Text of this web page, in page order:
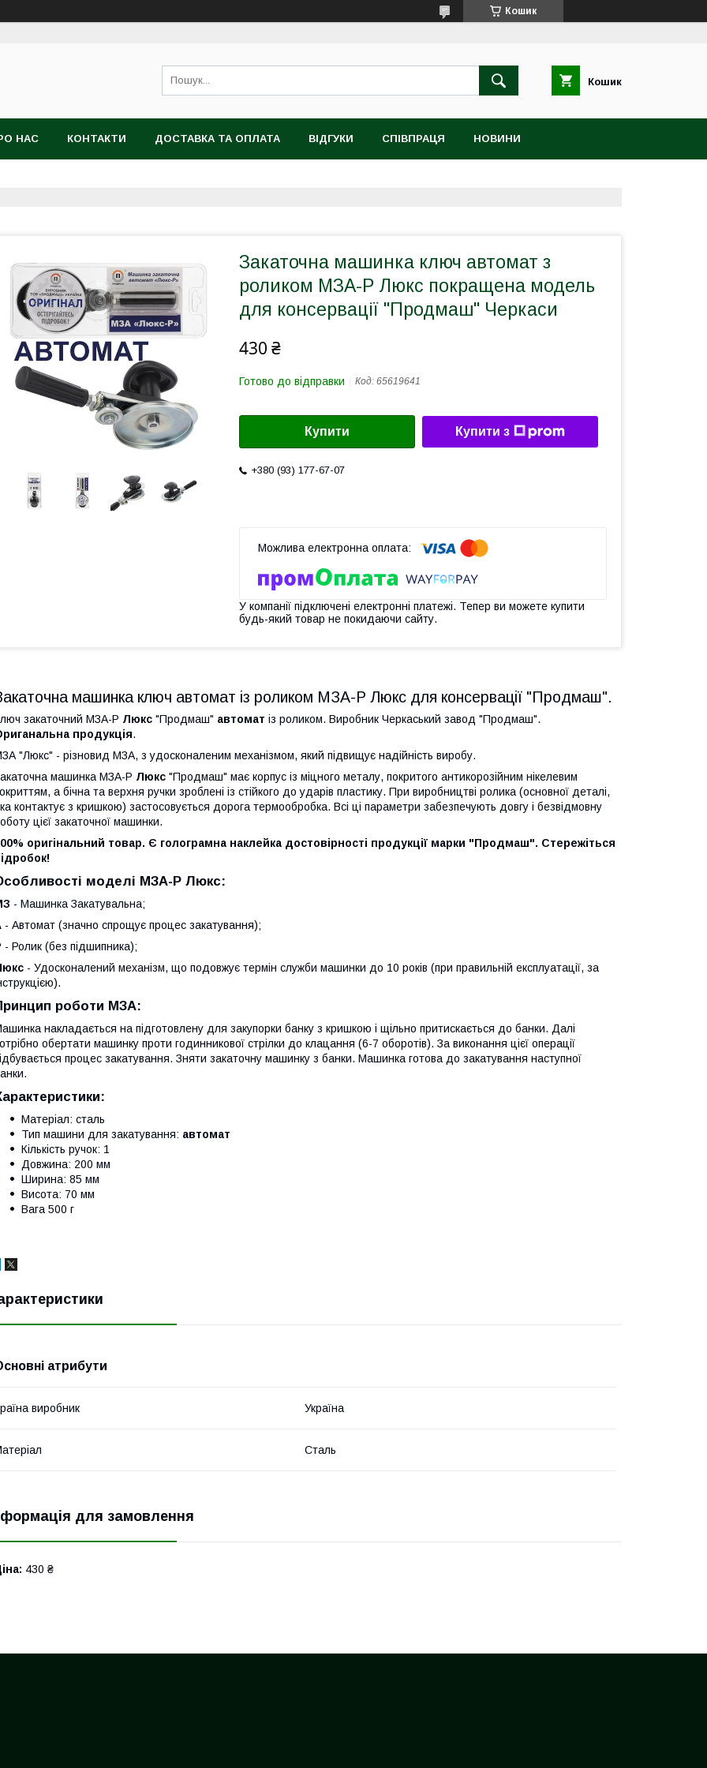
Кошик
Кошик
НАС КОНТАКТИ ДОСТАВКА ТА ОПЛАТА ВІДГУКИ СПІВПРАЦЯ НОВИНИ
Закаточна машинка ключ автомат з
роликом МЗА-Р Люкс покращена модель
для консервації "Продмаш" Черкаси
430 ₴
Готово до відправки Код: 65619641
Купити Купити з
+380 (93) 177-67-07
У компанії підключені електронні платежі. Тепер ви можете купити
будь-який товар не покидаючи сайту.
машинка ключ автомат із роликом МЗА-Р Люкс для консервації "Продмаш".
закаточний МЗА-Р Люкс "Продмаш" автомат із роликом. Виробник Черкаський завод "Продмаш".
продукція.
"Люкс" - різновид МЗА, з удосконаленим механізмом, який підвищує надійність виробу.
машинка МЗА-Р Люкс "Продмаш" має корпус із міцного металу, покритого антикорозійним нікелевим
а бічна та верхня ручки зроблені із стійкого до ударів пластику. При виробництві ролика (основної деталі,
контактує з кришкою) застосовується дорога термообробка. Всі ці параметри забезпечують довгу і безвідмовну
цієї закаточної машинки.
оригінальний товар. Є голограмна наклейка достовірності продукції марки "Продмаш". Стережіться
моделі МЗА-Р Люкс:
- Машинка Закатувальна;
- Автомат (значно спрощує процес закатування);
- Ролик (без підшипника);
- Удосконалений механізм, що подовжує термін служби машинки до 10 років (при правильній експлуатації, за
роботи МЗА:
накладається на підготовлену для закупорки банку з кришкою і щільно притискається до банки. Далі
обертати машинку проти годинникової стрілки до клацання (6-7 оборотів). За виконання цієї операції
процес закатування. Зняти закаточну машинку з банки. Машинка готова до закатування наступної
Матеріал: сталь
Тип машини для закатування: автомат
Кількість ручок: 1
Довжина: 200 мм
Ширина: 85 мм
Висота: 70 мм
Вага 500 г
атрибути
виробник Україна
Сталь
для замовлення
430 ₴